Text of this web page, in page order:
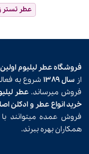
عطر تستر
فروشگاه عطر لیلیوم اولین
از سال ۱۳۸۹ شروع به
فروش میرساند. عطر
خرید انواع عطر و ادکلن
فروش عمده میتوانند با
همکاران بهره ببرند.